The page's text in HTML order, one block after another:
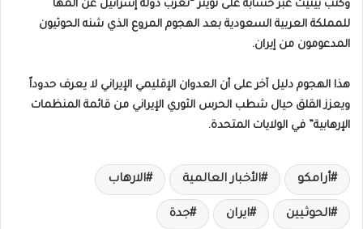
وكتب بينيت عبر حسابه على تويتر “تعرب دولة إسرائيل عن ألمها
للمملكة العربية السعودية بعد الهجوم المروع الذي شنه الحوثيون
المدعومون من إيران.
هذا الهجوم دليل آخر على أن العدوان الإقليمي الإيراني لا يعرف حدوداً
ويعزز القلق حيال شطب الحرس الثوري الإيراني من قائمة المنظمات
الإرهابية” في الولايات المتحدة.
أرامكو الأخبار العالمية الارهاب
الحوثيين ايران جدة